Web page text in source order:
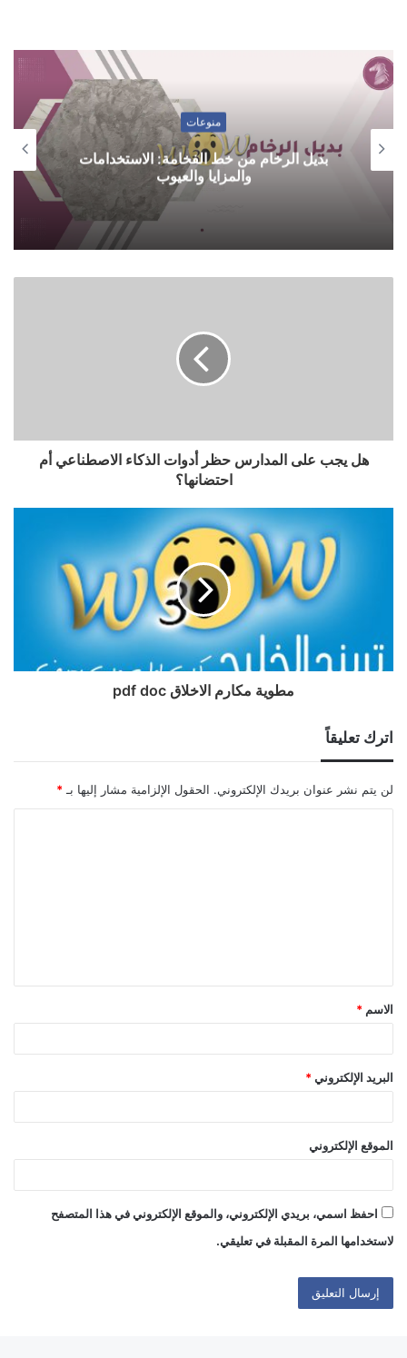
منوعات
بديل الرخام من خط الفخامة: الاستخدامات
والمزايا والعيوب
هل يجب على المدارس حظر أدوات الذكاء الاصطناعي أم
احتضانها؟
مطوية مكارم الاخلاق pdf doc
اترك تعليقاً
لن يتم نشر عنوان بريدك الإلكتروني. الحقول الإلزامية مشار إليها بـ *
ق
*
الاسم *
البريد الإلكتروني *
الموقع الإلكتروني
احفظ اسمي، بريدي الإلكتروني، والموقع الإلكتروني في هذا المتصفح
لاستخدامها المرة المقبلة في تعليقي.